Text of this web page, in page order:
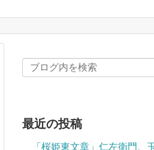
最近の投稿
「桜姫東文章」仁左衛門、